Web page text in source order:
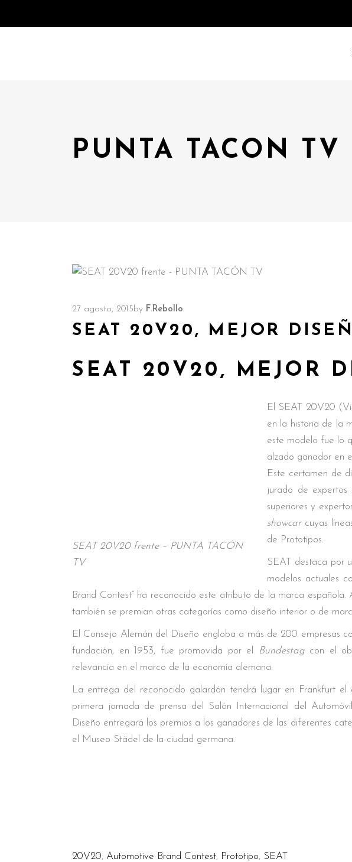
PUNTA TACON TV
27 agosto, 2015 by F.Rebollo
SEAT 20V20, MEJOR
SEAT 20V20, MEJOR
SEAT 20V20 frente – PUNTA TACÓN
TV
El SEAT 20V20
en la historia de la
este modelo fue lo
alzado ganador en
Este certamen de
jurado de expertos
superiores y
showcarcuyas
de Prototipos.
SEAT destaca por
modelos actuales
Brand Contest” ha reconocido este atributo de la marca
también se premian otras categorías como diseño interior o de
El Consejo Alemán del Diseño engloba a más de 200 empresas
fundación, en 1953, fue promovida por el
Bundestagcon el
relevancia en el marco de la economía alemana.
La entrega del reconocido galardón tendrá lugar en Frankfurt el
primera jornada de prensa del Salón Internacional del
Diseño entregará los premios a los ganadores de las diferentes
el Museo Städel de la ciudad germana.
20V20, Automotive Brand Contest, Prototipo, SEAT